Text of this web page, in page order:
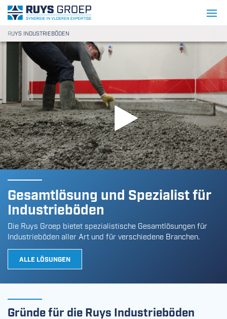
Gehe zum Inhalt
Ruys Apeldoorn Holding B.V.
RUYS INDUSTRIEBÖDEN
Gesamtlösung und Spezialist für
Industrieböden
Die Ruys Groep bietet spezialistische Gesamtlösungen für
Industrieböden aller Art und für verschiedene Branchen.
ALLE LÖSUNGEN
Gründe für die Ruys Industrieböden